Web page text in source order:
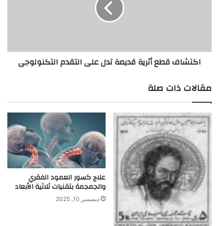
اكتشاف قطع أثرية قديمة تدل على التقدم التكنولوجي
مقالات ذات صلة
علاج كسور العمود الفقري
والجمجمة بتقنيات ثلاثية الأبعاد
ديسمبر 10, 2025